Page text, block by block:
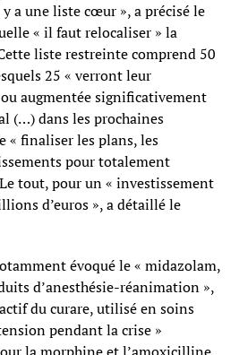
a une liste cœur », a précisé le
« il faut relocaliser » la
liste restreinte comprend 50
25 « verront leur
augmentée significativement
(…) dans les prochaines
« finaliser les plans, les
pour totalement
tout, pour un « investissement
d’euros », a détaillé le
évoqué le « midazolam,
d’anesthésie-réanimation »,
du curare, utilisé en soins
pendant la crise »